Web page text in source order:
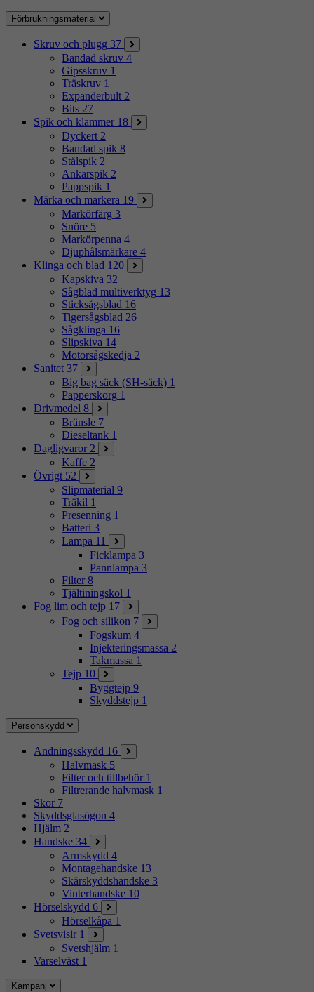
Förbrukningsmaterial
Skruv och plugg 37
Bandad skruv 4
Gipsskruv 1
Träskruv 1
Expanderbult 2
Bits 27
Spik och klammer 18
Dyckert 2
Bandad spik 8
Stålspik 2
Ankarspik 2
Pappspik 1
Märka och markera 19
Markörfärg 3
Snöre 5
Markörpenna 4
Djuphålsmärkare 4
Klinga och blad 120
Kapskiva 32
Sågblad multiverktyg 13
Sticksågsblad 16
Tigersågsblad 26
Sågklinga 16
Slipskiva 14
Motorsågskedja 2
Sanitet 37
Big bag säck (SH-säck) 1
Papperskorg 1
Drivmedel 8
Bränsle 7
Dieseltank 1
Dagligvaror 2
Kaffe 2
Övrigt 52
Slipmaterial 9
Träkil 1
Presenning 1
Batteri 3
Lampa 11
Ficklampa 3
Pannlampa 3
Filter 8
Tjältiningskol 1
Fog lim och tejp 17
Fog och silikon 7
Fogskum 4
Injekteringsmassa 2
Takmassa 1
Tejp 10
Byggtejp 9
Skyddstejp 1
Personskydd
Andningsskydd 16
Halvmask 5
Filter och tillbehör 1
Filtrerande halvmask 1
Skor 7
Skyddsglasögon 4
Hjälm 2
Handske 34
Armskydd 4
Montagehandske 13
Skärskyddshandske 3
Vinterhandske 10
Hörselskydd 6
Hörselkåpa 1
Svetsvisir 1
Svetshjälm 1
Varselväst 1
Kampanj